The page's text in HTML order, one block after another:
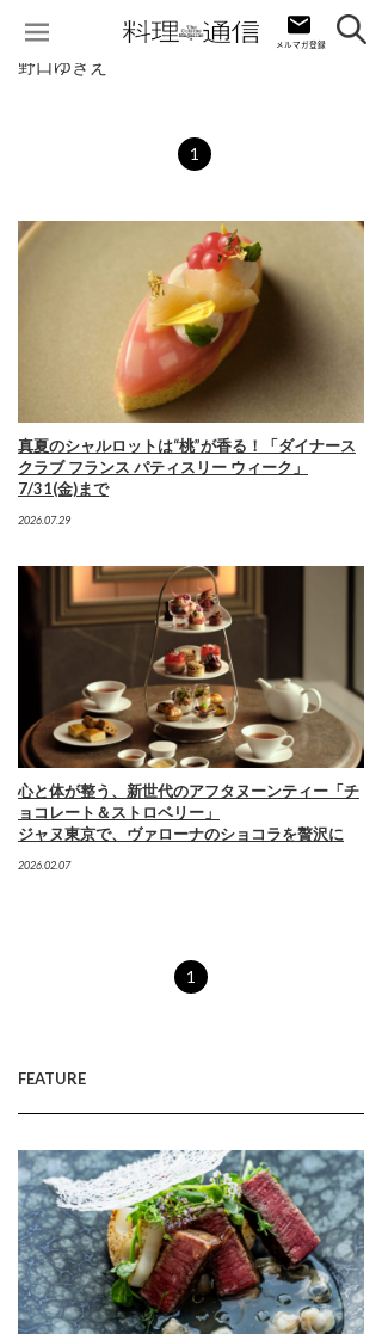
野口ゆきえ
1
真夏のシャルロットは“桃”が香る！「ダイナース
クラブ フランス パティスリー ウィーク」
7/31(金)まで
2026.07.29
心と体が整う、新世代のアフタヌーンティー「チ
ョコレート＆ストロベリー」
ジャヌ東京で、ヴァローナのショコラを贅沢に
2026.02.07
1
FEATURE